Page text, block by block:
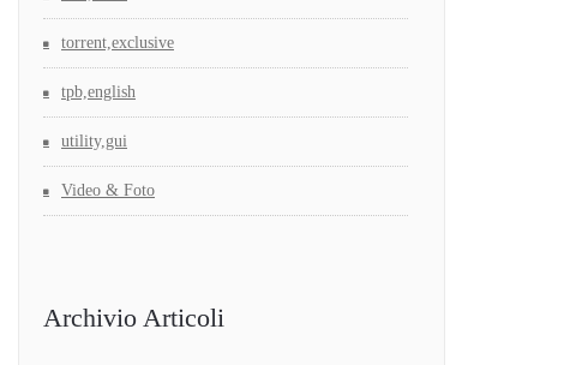
torrent,exclusive
tpb,english
utility,gui
Video & Foto
Archivio Articoli